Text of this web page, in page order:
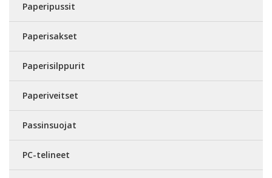
Paperipussit
Paperisakset
Paperisilppurit
Paperiveitset
Passinsuojat
PC-telineet